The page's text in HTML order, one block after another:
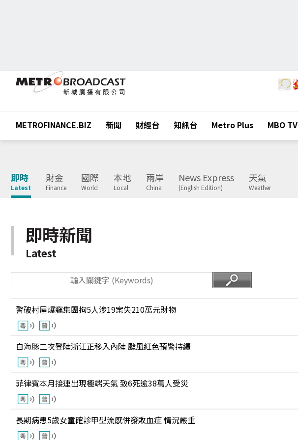
METROFINANCE.BIZ 新聞 財經台 知訊台 Metro Plus MBO TV
即時
Latest
財金
Finance
國際
World
本地
Local
兩岸
China
News Express
(English Edition)
天氣
Weather
即時新聞
Latest
警破村屋爆竊集團拘5人涉19案失210萬元財物
白海豚二次登陸浙江正移入內陸 颱風紅色預警持續
菲律賓本月接連出現極端天氣 致6死逾38萬人受災
長期病患5歲女童確診甲型流感併發敗血症 情況嚴重